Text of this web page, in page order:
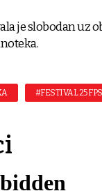
je slobodan uz
#FESTIVAL 25 FPS